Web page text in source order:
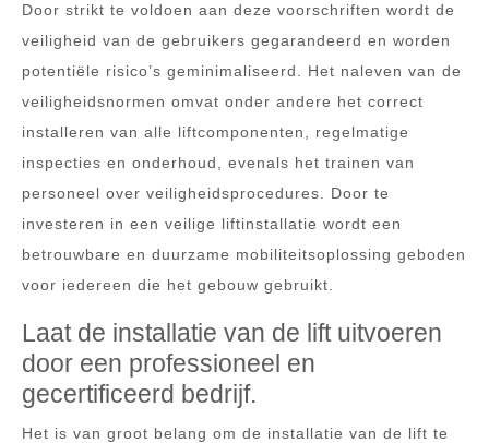
Door strikt te voldoen aan deze voorschriften wordt de
veiligheid van de gebruikers gegarandeerd en worden
potentiële risico’s geminimaliseerd. Het naleven van de
veiligheidsnormen omvat onder andere het correct
installeren van alle liftcomponenten, regelmatige
inspecties en onderhoud, evenals het trainen van
personeel over veiligheidsprocedures. Door te
investeren in een veilige liftinstallatie wordt een
betrouwbare en duurzame mobiliteitsoplossing geboden
voor iedereen die het gebouw gebruikt.
Laat de installatie van de lift uitvoeren
door een professioneel en
gecertificeerd bedrijf.
Het is van groot belang om de installatie van de lift te